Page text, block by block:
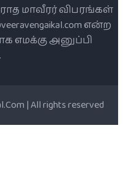
மாவீரர் விபரங்கள்
என்ற
எமக்கு அனுப்பி
| All rights reserved